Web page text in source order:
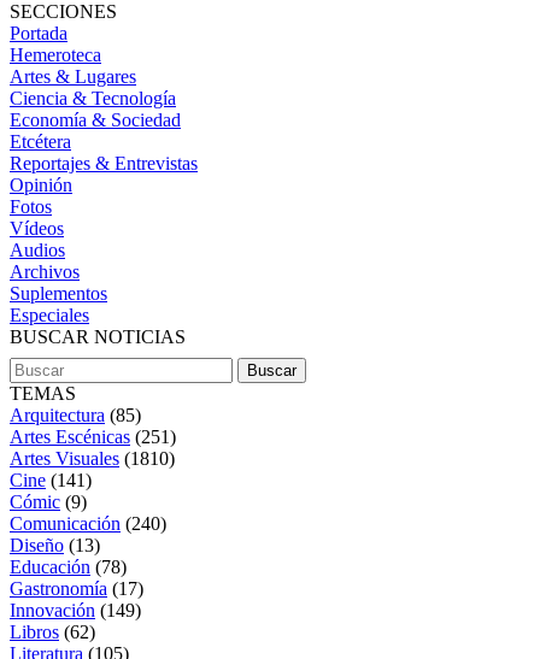
SECCIONES
Portada
Hemeroteca
Artes & Lugares
Ciencia & Tecnología
Economía & Sociedad
Etcétera
Reportajes & Entrevistas
Opinión
Fotos
Vídeos
Audios
Archivos
Suplementos
Especiales
BUSCAR NOTICIAS
TEMAS
Arquitectura (85)
Artes Escénicas (251)
Artes Visuales (1810)
Cine (141)
Cómic (9)
Comunicación (240)
Diseño (13)
Educación (78)
Gastronomía (17)
Innovación (149)
Libros (62)
Literatura (105)